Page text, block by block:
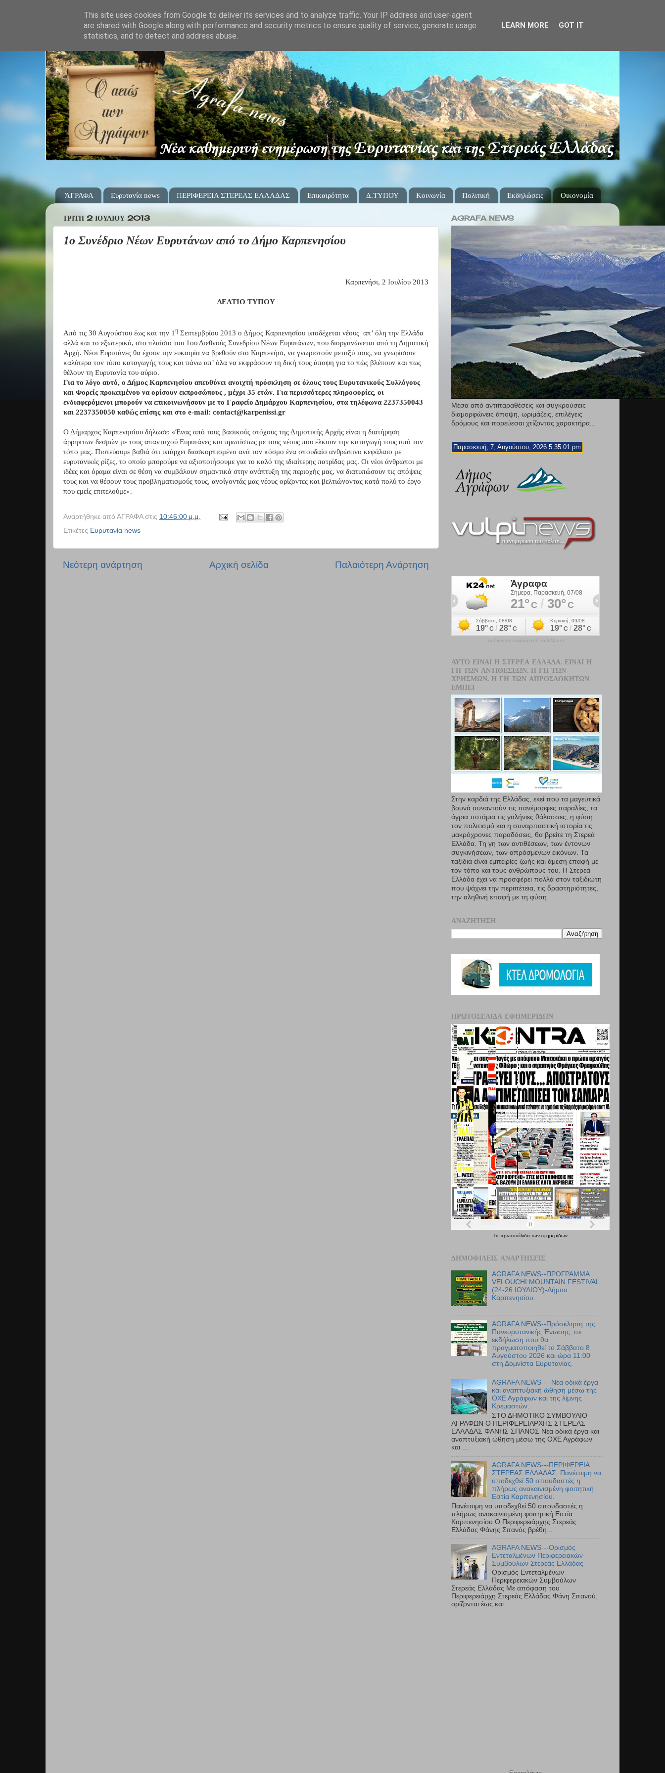
ΆΓΡΑΦΑ Ευρυτανία news ΠΕΡΙΦΕΡΕΙΑ ΣΤΕΡΕΑΣ ΕΛΛΑΔΑΣ Επικαιρότητα Δ.ΤΥΠΟΥ Κοινωνία Πολιτική Εκδηλώσεις Οικονομία
ΤΡΊΤΗ 2 ΙΟΥΛΊΟΥ 2013
1ο Συνέδριο Νέων Ευρυτάνων από το Δήμο Καρπενησίου
Καρπενήσι, 2 Ιουλίου 2013
ΔΕΛΤΙΟ ΤΥΠΟΥ
Από τις 30 Αυγούστου έως και την 1 η Σεπτεμβρίου 2013 ο Δήμος Καρπενησίου υποδέχεται νέους απ’ όλη την Ελλάδα
αλλά και το εξωτερικό, στο πλαίσιο του 1ου Διεθνούς Συνεδρίου Νέων Ευρυτάνων, που διοργανώνεται από τη Δημοτική
Αρχή. Νέοι Ευρυτάνες θα έχουν την ευκαιρία να βρεθούν στο Καρπενήσι, να γνωριστούν μεταξύ τους, να γνωρίσουν
καλύτερα τον τόπο καταγωγής τους και πάνω απ’ όλα να εκφράσουν τη δική τους άποψη για το πώς βλέπουν και πως
θέλουν τη Ευρυτανία του αύριο.
Για το λόγο αυτό, ο Δήμος Καρπενησίου απευθύνει ανοιχτή πρόσκληση σε όλους τους Ευρυτανικούς Συλλόγους
και Φορείς προκειμένου να ορίσουν εκπροσώπους , μέχρι 35 ετών. Για περισσότερες πληροφορίες, οι
ενδιαφερόμενοι μπορούν να επικοινωνήσουν με το Γραφείο Δημάρχου Καρπενησίου, στα τηλέφωνα 2237350043
και 2237350050 καθώς επίσης και στο e-mail: contact@karpenissi.gr
Ο Δήμαρχος Καρπενησίου δήλωσε: «Ένας από τους βασικούς στόχους της Δημοτικής Αρχής είναι η διατήρηση
άρρηκτων δεσμών με τους απανταχού Ευρυτάνες και πρωτίστως με τους νέους που έλκουν την καταγωγή τους από τον
τόπο μας. Πιστεύουμε βαθιά ότι υπάρχει διασκορπισμένο ανά τον κόσμο ένα σπουδαίο ανθρώπινο κεφάλαιο με
ευρυτανικές ρίζες, το οποίο μπορούμε να αξιοποιήσουμε για το καλό της ιδιαίτερης πατρίδας μας. Οι νέοι άνθρωποι με
ιδέες και όραμα είναι σε θέση να συμβάλουν σημαντικά στην ανάπτυξη της περιοχής μας, να διατυπώσουν τις απόψεις
τους και να θέσουν τους προβληματισμούς τους, ανοίγοντάς μας νέους ορίζοντες και βελτιώνοντας κατά πολύ το έργο
που εμείς επιτελούμε».
Αναρτήθηκε από ΑΓΡΑΦΑ στις 10:46:00 μ.μ.
Ετικέτες Ευρυτανία news
Νεότερη ανάρτηση Παλαιότερη Ανάρτηση
Αρχική σελίδα
AGRAFA NEWS
Μέσα από αντιπαραθέσεις και συγκρούσεις
διαμορφώνεις άποψη, ωριμάζεις, επιλέγεις
δρόμους και πορεύεσαι χτίζοντας χαρακτήρα...
Παρασκευή, 7, Αυγούστου, 2026 5:35:02 pm
πρόγνωση καιρού από το k24.net
ΑΥΤΌ ΕΊΝΑΙ Η ΣΤΕΡΕΆ ΕΛΛΆΔΑ. ΕΊΝΑΙ Η
ΓΗ ΤΩΝ ΑΝΤΙΘΈΣΕΩΝ. Η ΓΗ ΤΩΝ
ΧΡΗΣΜΏΝ. Η ΓΗ ΤΩΝ ΑΠΡΟΣΔΌΚΗΤΩΝ
ΕΜΠΕΙ
Στην καρδιά της Ελλάδας, εκεί που τα µαγευτικά
βουνά συναντούν τις πανέμορφες παραλίες, τα
άγρια ποτάμια τις γαλήνιες θάλασσες, η φύση
τον πολιτισμό και η συναρπαστική ιστορία τις
μακρόχρονες παραδόσεις, θα βρείτε τη Στερεά
Ελλάδα. Τη γη των αντιθέσεων, των έντονων
συγκινήσεων, των απρόσμενων εικόνων. Τα
ταξίδια είναι εμπειρίες ζωής και άμεση επαφή µε
τον τόπο και τους ανθρώπους του. Η Στερεά
Ελλάδα έχει να προσφέρει πολλά στον ταξιδιώτη
που ψάχνει την περιπέτεια, τις δραστηριότητες,
την αληθινή επαφή µε τη φύση.
ΑΝΑΖΉΤΗΣΗ
ΠΡΩΤΟΣΈΛΙΔΑ ΕΦΗΜΕΡΊΔΩΝ
Τα πρωτοσέλιδα των εφημερίδων
ΔΗΜΟΦΙΛΕΊΣ ΑΝΑΡΤΉΣΕΙΣ
AGRAFA NEWS--ΠΡΟΓΡΑΜΜΑ
VELOUCHI MOUNTAIN FESTIVAL
(24-26 ΙΟΥΛΙΟΥ)-Δήμου
Καρπενησίου.
AGRAFA NEWS--Πρόσκληση της
Πανευρυτανικής Ένωσης, σε
εκδήλωση που θα
πραγματοποιηθεί το Σάββατο 8
Αυγούστου 2026 και ώρα 11:00
στη Δομνίστα Ευρυτανίας.
AGRAFA NEWS----Νέα οδικά έργα
και αναπτυξιακή ώθηση μέσω της
ΟΧΕ Αγράφων και της λίμνης
Κρεμαστών.
ΣΤΟ ΔΗΜΟΤΙΚΟ ΣΥΜΒΟΥΛΙΟ
ΑΓΡΑΦΩΝ Ο ΠΕΡΙΦΕΡΕΙΑΡΧΗΣ ΣΤΕΡΕΑΣ
ΕΛΛΑΔΑΣ ΦΑΝΗΣ ΣΠΑΝΟΣ Νέα οδικά έργα και
αναπτυξιακή ώθηση μέσω της ΟΧΕ Αγράφων
και ...
AGRAFA NEWS---ΠΕΡΙΦΕΡΕΙΑ
ΣΤΕΡΕΑΣ ΕΛΛΑΔΑΣ: Πανέτοιμη να
υποδεχθεί 50 σπουδαστές η
πλήρως ανακαινισμένη φοιτητική
Εστία Καρπενησίου.
Πανέτοιμη να υποδεχθεί 50 σπουδαστές η
πλήρως ανακαινισμένη φοιτητική Εστία
Καρπενησίου Ο Περιφερειάρχης Στερεάς
Ελλάδας Φάνης Σπανός βρέθη...
AGRAFA NEWS---Ορισμός
Εντεταλμένων Περιφερειακών
Συμβούλων Στερεάς Ελλάδας
Ορισμός Εντεταλμένων
Περιφερειακών Συμβούλων
Στερεάς Ελλάδας Με απόφαση του
Περιφερειάρχη Στερεάς Ελλάδας Φάνη Σπανού,
ορίζονται έως και ...
This site uses cookies from Google to deliver its services and to analyze traffic. Your IP address and user-agent
are shared with Google along with performance and security metrics to ensure quality of service, generate usage
statistics, and to detect and address abuse.
LEARN MORE GOT IT